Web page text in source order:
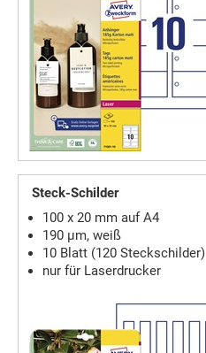
Steck-Schilder
100 x 20 mm auf A4
190 µm, weiß
10 Blatt (120 Steckschilder)
nur für Laserdrucker